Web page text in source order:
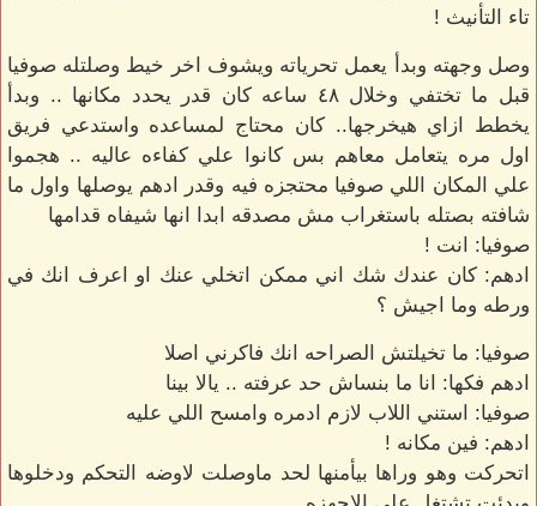
تاء التأنيث !
وصل وجهته وبدأ يعمل تحرياته ويشوف اخر خيط وصلتله صوفيا
قبل ما تختفي وخلال ٤٨ ساعه كان قدر يحدد مكانها .. وبدأ
يخطط ازاي هيخرجها.. كان محتاج لمساعده واستدعي فريق
اول مره يتعامل معاهم بس كانوا علي كفاءه عاليه .. هجموا
علي المكان اللي صوفيا محتجزه فيه وقدر ادهم يوصلها واول ما
شافته بصتله باستغراب مش مصدقه ابدا انها شيفاه قدامها
صوفيا: انت !
ادهم: كان عندك شك اني ممكن اتخلي عنك او اعرف انك في
ورطه وما اجيش ؟
صوفيا: ما تخيلتش الصراحه انك فاكرني اصلا
ادهم فكها: انا ما بنساش حد عرفته .. يالا بينا
صوفيا: استني اللاب لازم ادمره وامسح اللي عليه
ادهم: فين مكانه !
اتحركت وهو وراها بيأمنها لحد ماوصلت لاوضه التحكم ودخلوها